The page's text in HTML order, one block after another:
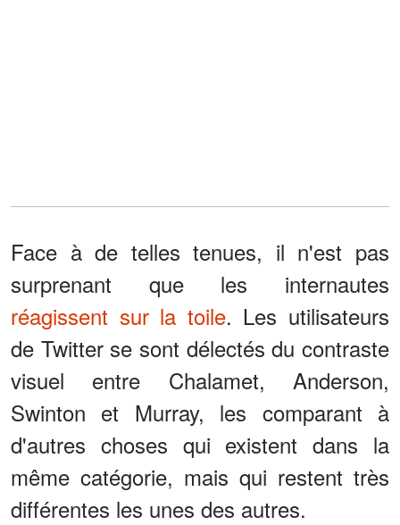
Face à de telles tenues, il n'est pas
surprenant que les internautes
réagissent sur la toile. Les utilisateurs
de Twitter se sont délectés du contraste
visuel entre Chalamet, Anderson,
Swinton et Murray, les comparant à
d'autres choses qui existent dans la
même catégorie, mais qui restent très
différentes les unes des autres.